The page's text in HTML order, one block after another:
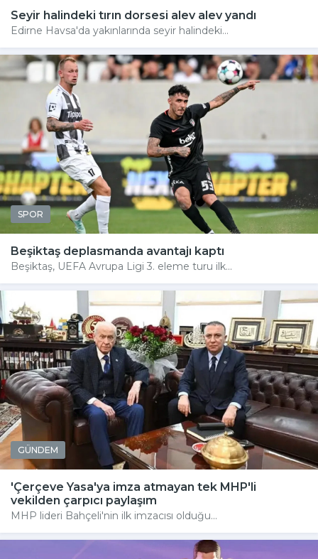
Seyir halindeki tırın dorsesi alev alev yandı
Edirne Havsa'da yakınlarında seyir halindeki...
SPOR
Beşiktaş deplasmanda avantajı kaptı
Beşiktaş, UEFA Avrupa Ligi 3. eleme turu ilk...
GÜNDEM
'Çerçeve Yasa'ya imza atmayan tek MHP'li
vekilden çarpıcı paylaşım
MHP lideri Bahçeli'nin ilk imzacısı olduğu...